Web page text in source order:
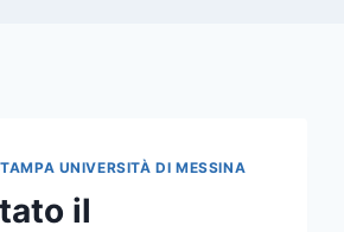
UNIVERSITÀ DI MESSINA
il